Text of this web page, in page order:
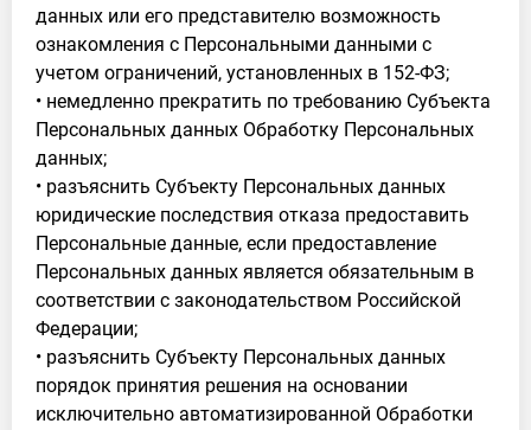
данных или его представителю возможность
ознакомления с Персональными данными с
учетом ограничений, установленных в 152-ФЗ;
• немедленно прекратить по требованию Субъекта
Персональных данных Обработку Персональных
данных;
• разъяснить Субъекту Персональных данных
юридические последствия отказа предоставить
Персональные данные, если предоставление
Персональных данных является обязательным в
соответствии с законодательством Российской
Федерации;
• разъяснить Субъекту Персональных данных
порядок принятия решения на основании
исключительно автоматизированной Обработки